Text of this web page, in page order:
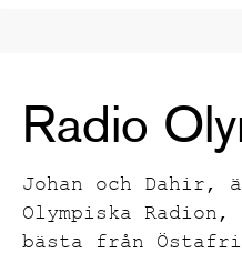
Radio
Johan och Dahir,
Olympiska
bästa från